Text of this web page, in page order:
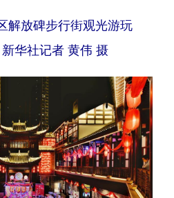
解放碑步行街观光游玩
新华社记者 黄伟 摄